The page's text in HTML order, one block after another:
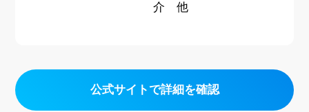
介 他
公式サイトで詳細を確認